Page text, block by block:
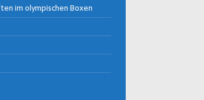
im olym­pi­schen Boxen